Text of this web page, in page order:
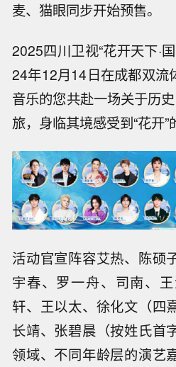
麦、猫眼同步开始预售。
2025四川卫视“花开天下·
24年12月14日在成都双流
音乐的您共赴一场关于历
旅，身临其境感受到“花开”
活动官宣阵容艾热、陈硕
宇春、罗一舟、司南、
轩、王以太、徐化文（四
长靖、张碧晨（按姓氏首
领域、不同年龄层的演艺